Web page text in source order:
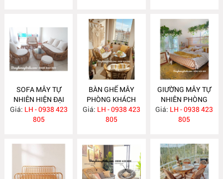
SOFA MÂY TỰ
NHIÊN HIỆN ĐẠI
MA586
Giá: LH - 0938 423
805
BÀN GHẾ MÂY
PHÒNG KHÁCH
NHỎ GỌN MA585
Giá: LH - 0938 423
805
GIƯỜNG MÂY TỰ
NHIÊN PHÒNG
NGỦ MA584
Giá: LH - 0938 423
805